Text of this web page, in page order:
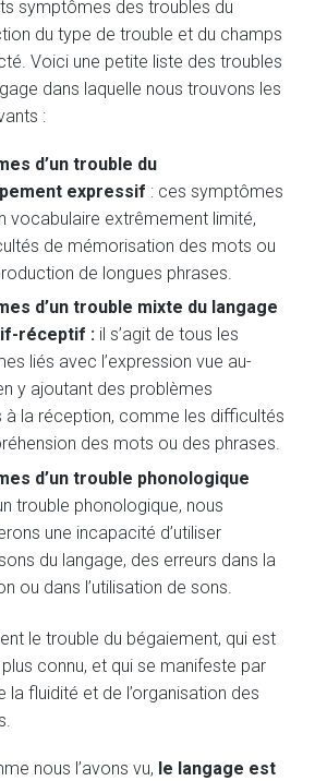
symptômes des troubles du
du type de trouble et du champs
Voici une petite liste des troubles
dans laquelle nous trouvons les
:
d’un trouble du
expressif : ces symptômes
vocabulaire extrêmement limité,
de mémorisation des mots ou
de longues phrases.
d’un trouble mixte du langage
réceptif : il s’agit de tous les
liés avec l’expression vue au-
y ajoutant des problèmes
à la réception, comme les difficultés
des mots ou des phrases.
d’un trouble phonologique
trouble phonologique, nous
une incapacité d’utiliser
du langage, des erreurs dans la
ou dans l’utilisation de sons.
le trouble du bégaiement, qui est
connu, et qui se manifeste par
la fluidité et de l’organisation des
nous l’avons vu, le langage est